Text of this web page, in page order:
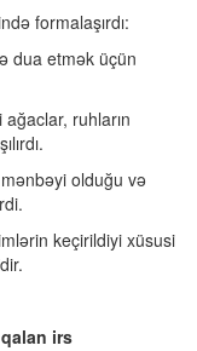
formalaşırdı:
dua etmək üçün
ruhların
olduğu və
keçirildiyi xüsusi
irs